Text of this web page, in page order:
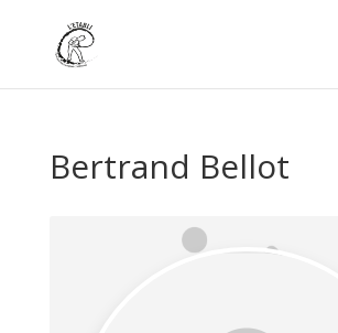
Bertrand Bellot